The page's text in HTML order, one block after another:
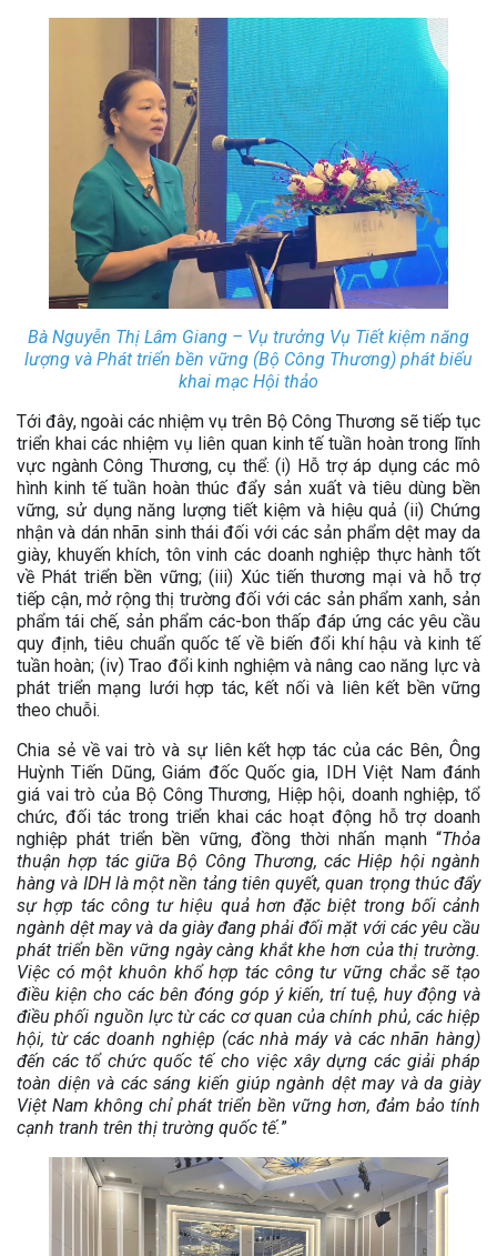
Bà Nguyễn Thị Lâm Giang – Vụ trưởng Vụ Tiết kiệm năng
lượng và Phát triển bền vững (Bộ Công Thương) phát biểu
khai mạc Hội thảo
Tới đây, ngoài các nhiệm vụ trên Bộ Công Thương sẽ tiếp tục
triển khai các nhiệm vụ liên quan kinh tế tuần hoàn trong lĩnh
vực ngành Công Thương, cụ thể: (i) Hỗ trợ áp dụng các mô
hình kinh tế tuần hoàn thúc đẩy sản xuất và tiêu dùng bền
vững, sử dụng năng lượng tiết kiệm và hiệu quả (ii) Chứng
nhận và dán nhãn sinh thái đối với các sản phẩm dệt may da
giày, khuyến khích, tôn vinh các doanh nghiệp thực hành tốt
về Phát triển bền vững; (iii) Xúc tiến thương mại và hỗ trợ
tiếp cận, mở rộng thị trường đối với các sản phẩm xanh, sản
phẩm tái chế, sản phẩm các-bon thấp đáp ứng các yêu cầu
quy định, tiêu chuẩn quốc tế về biến đổi khí hậu và kinh tế
tuần hoàn; (iv) Trao đổi kinh nghiệm và nâng cao năng lực và
phát triển mạng lưới hợp tác, kết nối và liên kết bền vững
theo chuỗi.
Chia sẻ về vai trò và sự liên kết hợp tác của các Bên, Ông
Huỳnh Tiến Dũng, Giám đốc Quốc gia, IDH Việt Nam đánh
giá vai trò của Bộ Công Thương, Hiệp hội, doanh nghiệp, tổ
chức, đối tác trong triển khai các hoạt động hỗ trợ doanh
nghiệp phát triển bền vững, đồng thời nhấn mạnh “Thỏa
thuận hợp tác giữa Bộ Công Thương, các Hiệp hội ngành
hàng và IDH là một nền tảng tiên quyết, quan trọng thúc đẩy
sự hợp tác công tư hiệu quả hơn đặc biệt trong bối cảnh
ngành dệt may và da giày đang phải đối mặt với các yêu cầu
phát triển bền vững ngày càng khắt khe hơn của thị trường.
Việc có một khuôn khổ hợp tác công tư vững chắc sẽ tạo
điều kiện cho các bên đóng góp ý kiến, trí tuệ, huy động và
điều phối nguồn lực từ các cơ quan của chính phủ, các hiệp
hội, từ các doanh nghiệp (các nhà máy và các nhãn hàng)
đến các tổ chức quốc tế cho việc xây dựng các giải pháp
toàn diện và các sáng kiến giúp ngành dệt may và da giày
Việt Nam không chỉ phát triển bền vững hơn, đảm bảo tính
cạnh tranh trên thị trường quốc tế.”